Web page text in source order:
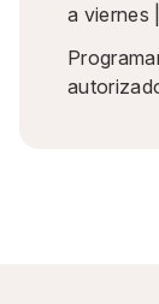
a viernes